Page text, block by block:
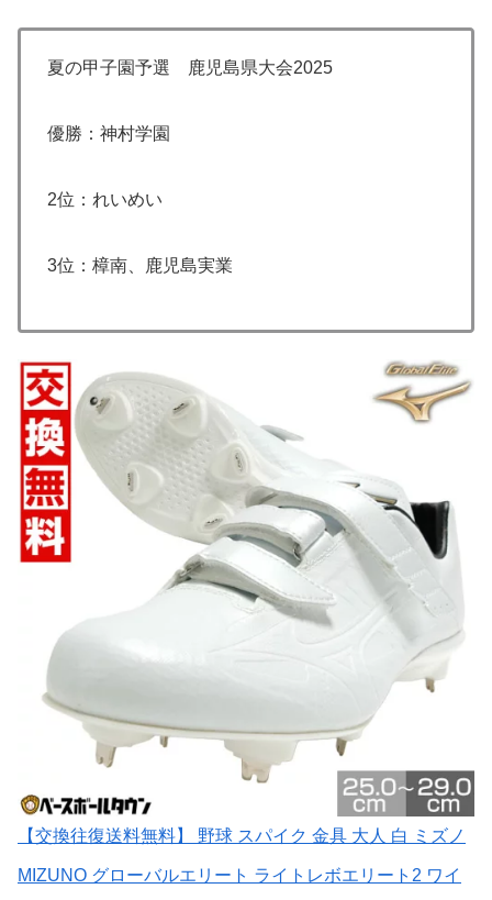
夏の甲子園予選 鹿児島県大会2025
優勝：神村学園
2位：れいめい
3位：樟南、鹿児島実業
【交換往復送料無料】 野球 スパイク 金具 大人 白 ミズノ
MIZUNO グローバルエリート ライトレボエリート2 ワイ